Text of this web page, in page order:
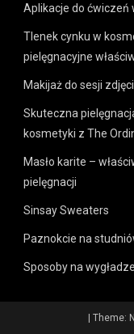
Aplikacje do ćwiczeń
Tlenek cynku w
pielęgnacyjne
Makijaż do sesji
Skuteczna
kosmetyki z The
Masło karite –
pielęgnacji
Sinsay Sweaters
Paznokcie na
Sposoby na
Theme: